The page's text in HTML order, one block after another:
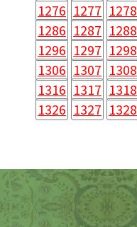
1276 1277 1278
1286 1287 1288
1296 1297 1298
1306 1307 1308
1316 1317 1318
1326 1327 1328